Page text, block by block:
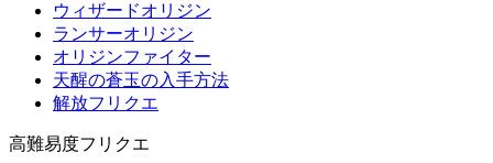
ウィザードオリジン
ランサーオリジン
オリジンファイター
天醒の蒼玉の入手方法
解放フリクエ
高難易度フリクエ